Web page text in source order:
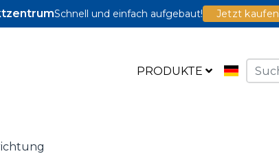
Schnell und einfach aufgebaut! Jetzt kaufen
PRODUKTE